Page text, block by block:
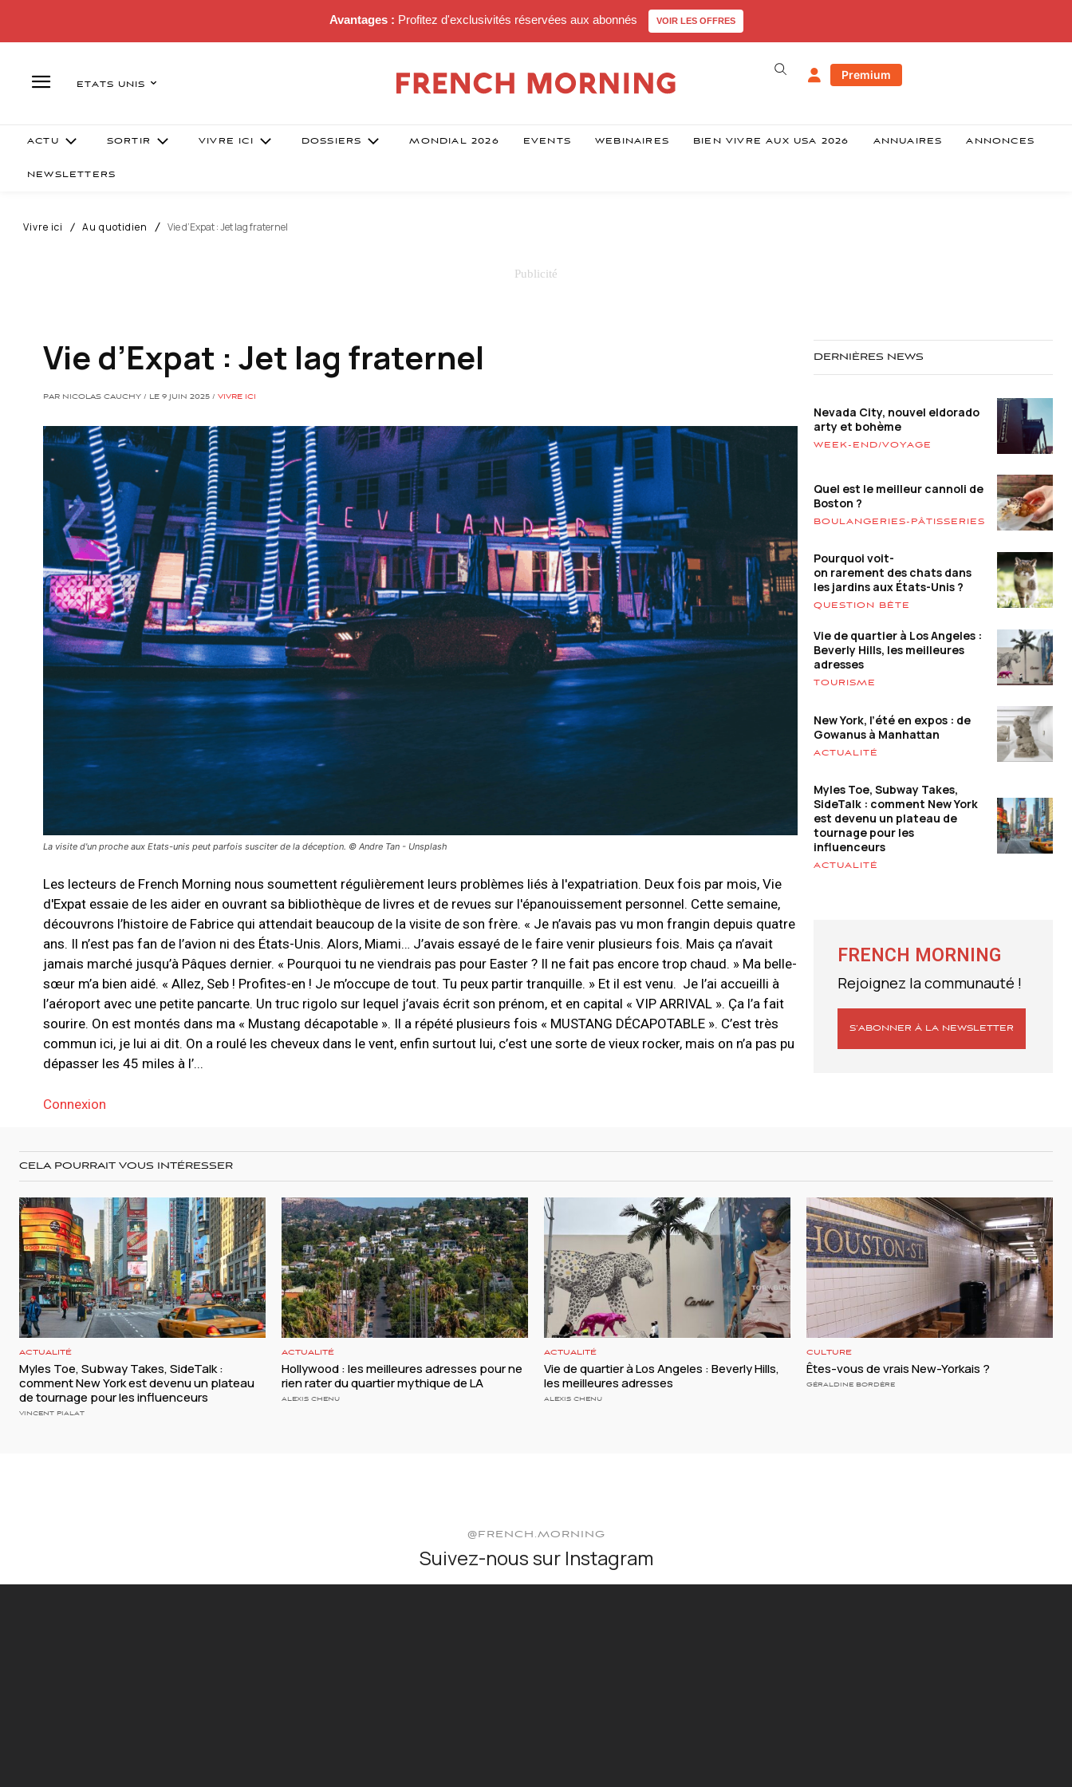
Avantages : Profitez d'exclusivités réservées aux abonnés VOIR LES OFFRES
ETATS UNIS
Premium
ACTU SORTIR VIVRE ICI DOSSIERS MONDIAL 2026 EVENTS WEBINAIRES BIEN VIVRE AUX USA 2026 ANNUAIRES ANNONCES
NEWSLETTERS
Vivre ici Au quotidien Vie d’Expat : Jet lag fraternel
Vie d’Expat : Jet lag fraternel
PAR NICOLAS CAUCHY / LE 9 JUIN 2025 / VIVRE ICI
La visite d'un proche aux Etats-unis peut parfois susciter de la déception. © Andre Tan - Unsplash
Les lecteurs de French Morning nous soumettent régulièrement leurs problèmes liés à l'expatriation. Deux fois par mois, Vie
d'Expat essaie de les aider en ouvrant sa bibliothèque de livres et de revues sur l'épanouissement personnel. Cette semaine,
découvrons l’histoire de Fabrice qui attendait beaucoup de la visite de son frère. « Je n’avais pas vu mon frangin depuis quatre
ans. Il n’est pas fan de l’avion ni des États-Unis. Alors, Miami… J’avais essayé de le faire venir plusieurs fois. Mais ça n’avait
jamais marché jusqu’à Pâques dernier. « Pourquoi tu ne viendrais pas pour Easter ? Il ne fait pas encore trop chaud. » Ma belle-
sœur m’a bien aidé. « Allez, Seb ! Profites-en ! Je m’occupe de tout. Tu peux partir tranquille. » Et il est venu. Je l’ai accueilli à
l’aéroport avec une petite pancarte. Un truc rigolo sur lequel j’avais écrit son prénom, et en capital « VIP ARRIVAL ». Ça l’a fait
sourire. On est montés dans ma « Mustang décapotable ». Il a répété plusieurs fois « MUSTANG DÉCAPOTABLE ». C’est très
commun ici, je lui ai dit. On a roulé les cheveux dans le vent, enfin surtout lui, c’est une sorte de vieux rocker, mais on n’a pas pu
dépasser les 45 miles à l’...
Connexion
DERNIÈRES NEWS
Nevada City, nouvel eldorado
arty et bohème
WEEK-END/VOYAGE
Quel est le meilleur cannoli de
Boston ?
BOULANGERIES-PÂTISSERIES
Pourquoi voit-
on rarement des chats dans
les jardins aux États-Unis ?
QUESTION BÊTE
Vie de quartier à Los Angeles :
Beverly Hills, les meilleures
adresses
TOURISME
New York, l’été en expos : de
Gowanus à Manhattan
ACTUALITÉ
Myles Toe, Subway Takes,
SideTalk : comment New York
est devenu un plateau de
tournage pour les
influenceurs
ACTUALITÉ
FRENCH MORNING
Rejoignez la communauté !
S’ABONNER À LA NEWSLETTER
CELA POURRAIT VOUS INTÉRESSER
ACTUALITÉ
Myles Toe, Subway Takes, SideTalk :
comment New York est devenu un plateau
de tournage pour les influenceurs
VINCENT PIALAT
ACTUALITÉ
Hollywood : les meilleures adresses pour ne
rien rater du quartier mythique de LA
ALEXIS CHENU
ACTUALITÉ
Vie de quartier à Los Angeles : Beverly Hills,
les meilleures adresses
ALEXIS CHENU
CULTURE
Êtes-vous de vrais New-Yorkais ?
GÉRALDINE BORDÈRE
@FRENCH.MORNING
Suivez-nous sur Instagram